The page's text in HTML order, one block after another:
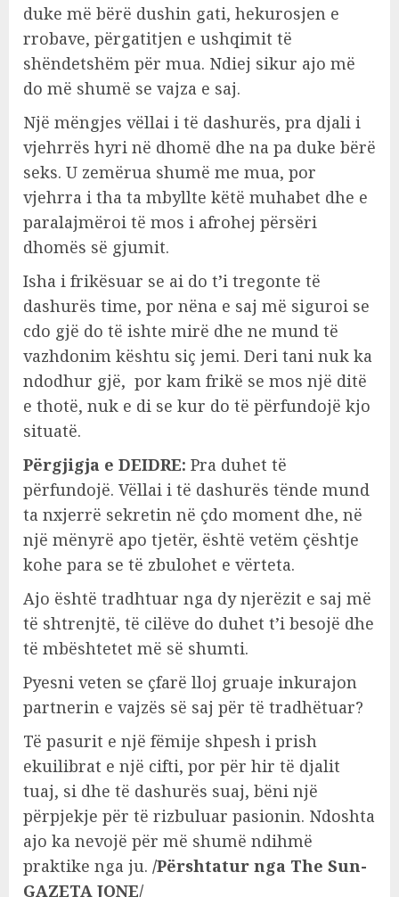
duke më bërë dushin gati, hekurosjen e
rrobave, përgatitjen e ushqimit të
shëndetshëm për mua. Ndiej sikur ajo më
do më shumë se vajza e saj.
Një mëngjes vëllai i të dashurës, pra djali i
vjehrrës hyri në dhomë dhe na pa duke bërë
seks. U zemërua shumë me mua, por
vjehrra i tha ta mbyllte këtë muhabet dhe e
paralajmëroi të mos i afrohej përsëri
dhomës së gjumit.
Isha i frikësuar se ai do t’i tregonte të
dashurës time, por nëna e saj më siguroi se
cdo gjë do të ishte mirë dhe ne mund të
vazhdonim kështu siç jemi. Deri tani nuk ka
ndodhur gjë, por kam frikë se mos një ditë
e thotë, nuk e di se kur do të përfundojë kjo
situatë.
Përgjigja e DEIDRE: Pra duhet të
përfundojë. Vëllai i të dashurës tënde mund
ta nxjerrë sekretin në çdo moment dhe, në
një mënyrë apo tjetër, është vetëm çështje
kohe para se të zbulohet e vërteta.
Ajo është tradhtuar nga dy njerëzit e saj më
të shtrenjtë, të cilëve do duhet t’i besojë dhe
të mbështetet më së shumti.
Pyesni veten se çfarë lloj gruaje inkurajon
partnerin e vajzës së saj për të tradhëtuar?
Të pasurit e një fëmije shpesh i prish
ekuilibrat e një cifti, por për hir të djalit
tuaj, si dhe të dashurës suaj, bëni një
përpjekje për të rizbuluar pasionin. Ndoshta
ajo ka nevojë për më shumë ndihmë
praktike nga ju. /Përshtatur nga The Sun-
GAZETA JONE/